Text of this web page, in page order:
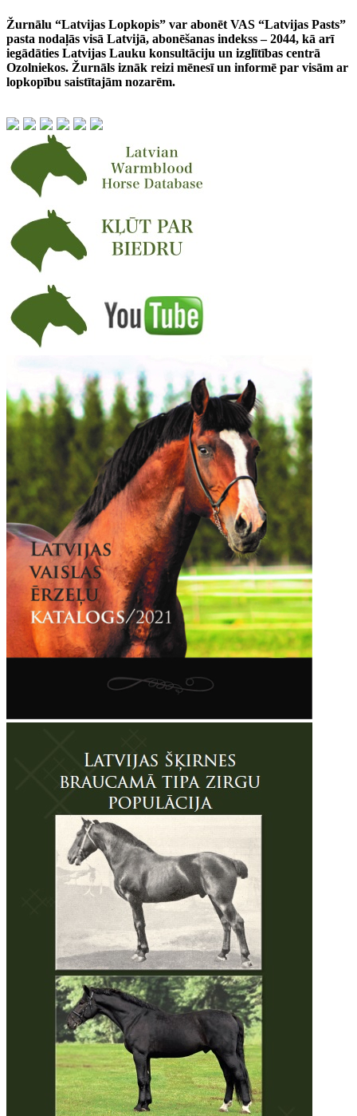
Žurnālu “Latvijas Lopkopis” var abonēt VAS “Latvijas Pasts”
pasta nodaļās visā Latvijā, abonēšanas indekss – 2044, kā arī
iegādāties Latvijas Lauku konsultāciju un izglītības centrā
Ozolniekos. Žurnāls iznāk reizi mēnesī un informē par visām ar
lopkopību saistītajām nozarēm.